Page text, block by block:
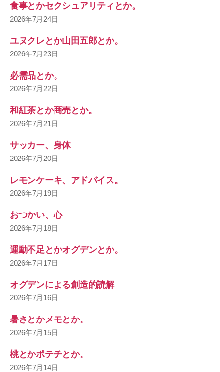
食事とかセクシュアリティとか。
2026年7月24日
ユヌクレとか山田五郎とか。
2026年7月23日
必需品とか。
2026年7月22日
和紅茶とか商売とか。
2026年7月21日
サッカー、身体
2026年7月20日
レモンケーキ、アドバイス。
2026年7月19日
おつかい、心
2026年7月18日
運動不足とかオグデンとか。
2026年7月17日
オグデンによる創造的読解
2026年7月16日
暑さとかメモとか。
2026年7月15日
桃とかポテチとか。
2026年7月14日